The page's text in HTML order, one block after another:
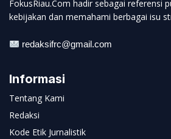
FokusRiau.Com hadir sebagai referensi
kebijakan dan memahami berbagai isu
redaksifrc@gmail.com
Informasi
Tentang Kami
Redaksi
Kode Etik Jurnalistik